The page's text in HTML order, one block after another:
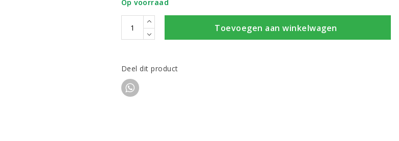
Op voorraad
Toevoegen aan winkelwagen
Deel dit product